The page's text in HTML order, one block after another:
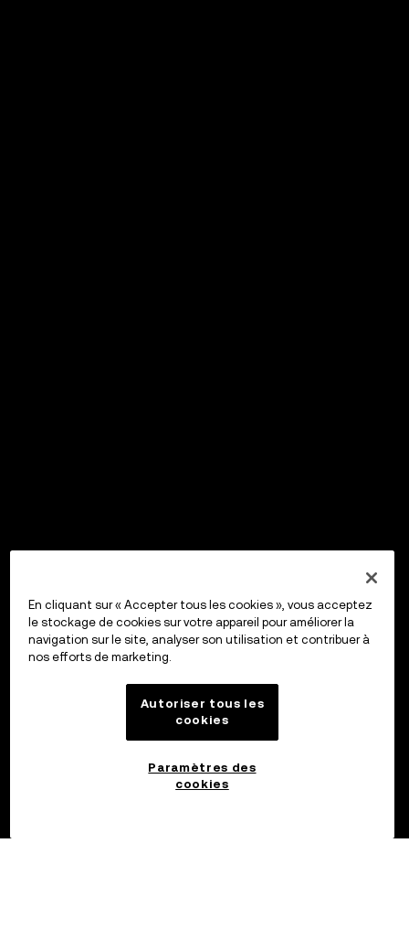
En cliquant sur « Accepter tous les cookies », vous acceptez
le stockage de cookies sur votre appareil pour améliorer la
navigation sur le site, analyser son utilisation et contribuer à
nos efforts de marketing.
Autoriser tous les
cookies
Paramètres des
cookies